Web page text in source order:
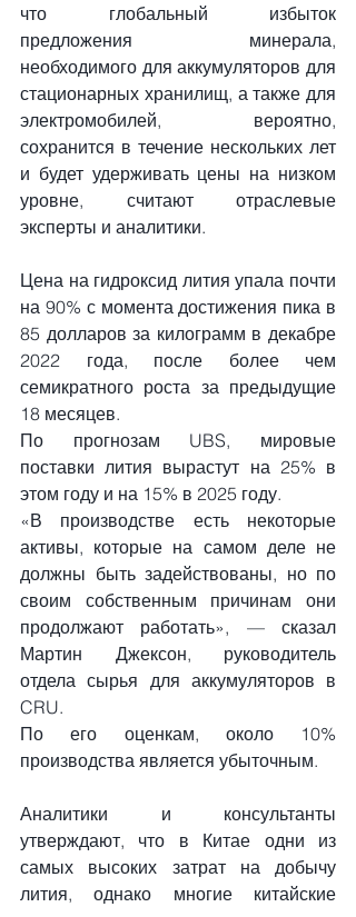
что глобальный избыток
предложения минерала,
необходимого для аккумуляторов для
стационарных хранилищ, а также для
электромобилей, вероятно,
сохранится в течение нескольких лет
и будет удерживать цены на низком
уровне, считают отраслевые
эксперты и аналитики.
Цена на гидроксид лития упала почти
на 90% с момента достижения пика в
85 долларов за килограмм в декабре
2022 года, после более чем
семикратного роста за предыдущие
18 месяцев.
По прогнозам UBS, мировые
поставки лития вырастут на 25% в
этом году и на 15% в 2025 году.
«В производстве есть некоторые
активы, которые на самом деле не
должны быть задействованы, но по
своим собственным причинам они
продолжают работать», — сказал
Мартин Джексон, руководитель
отдела сырья для аккумуляторов в
CRU.
По его оценкам, около 10%
производства является убыточным.
Аналитики и консультанты
утверждают, что в Китае одни из
самых высоких затрат на добычу
лития, однако многие китайские